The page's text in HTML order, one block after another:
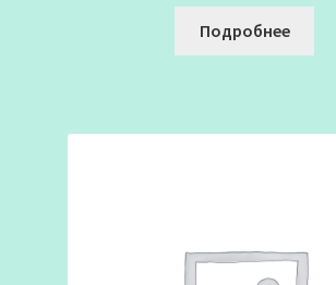
Подробнее